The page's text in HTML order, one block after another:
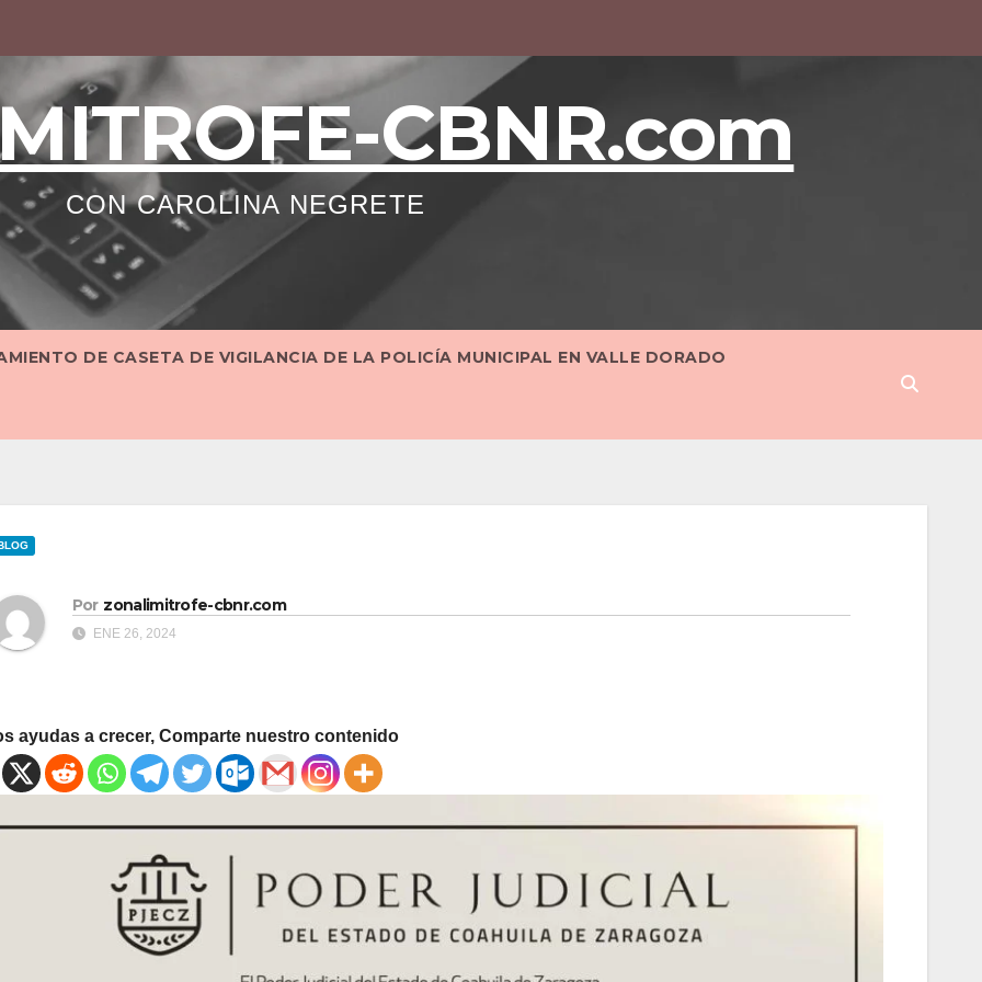
CBNR.com
CON CAROLINA NEGRETE
DE CASETA DE VIGILANCIA DE LA POLICÍA MUNICIPAL EN VALLE DORADO
Por zonalimitrofe-cbnr.com
ENE 26, 2024
ayudas a crecer, Comparte nuestro contenido